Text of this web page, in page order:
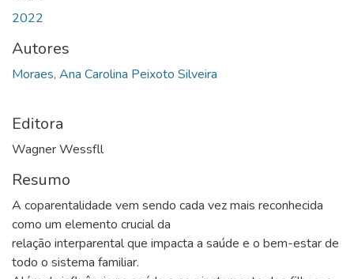
2022
Autores
Moraes, Ana Carolina Peixoto Silveira
Editora
Wagner Wessfll
Resumo
A coparentalidade vem sendo cada vez mais reconhecida
como um elemento crucial da
relação interparental que impacta a saúde e o bem-estar de
todo o sistema familiar.